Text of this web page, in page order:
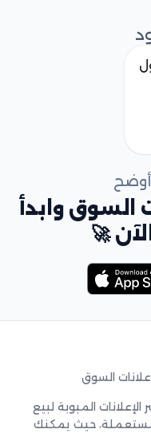
السوق وابدأ
🚀
السوق
المبوبة لبيع
حيث يمكنك